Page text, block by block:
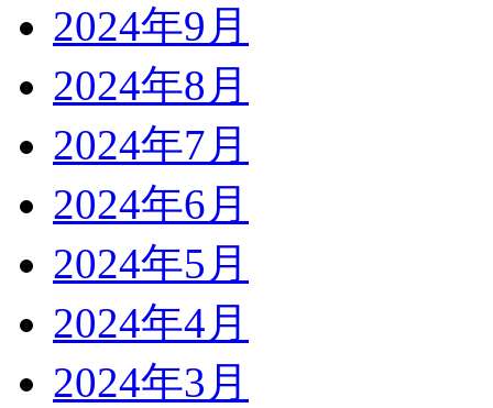
2024年9月
2024年8月
2024年7月
2024年6月
2024年5月
2024年4月
2024年3月